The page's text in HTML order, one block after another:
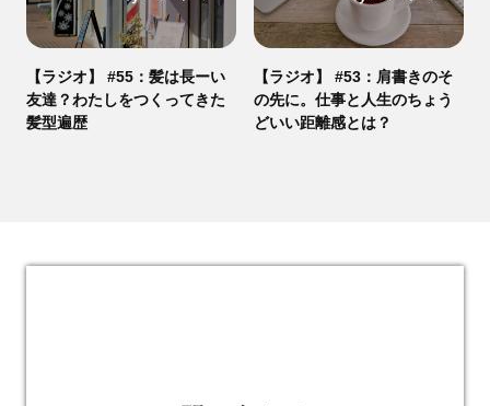
【ラジオ】 #55：髪は長ーい
友達？わたしをつくってきた
髪型遍歴
【ラジオ】 #53：肩書きのそ
の先に。仕事と人生のちょう
どいい距離感とは？